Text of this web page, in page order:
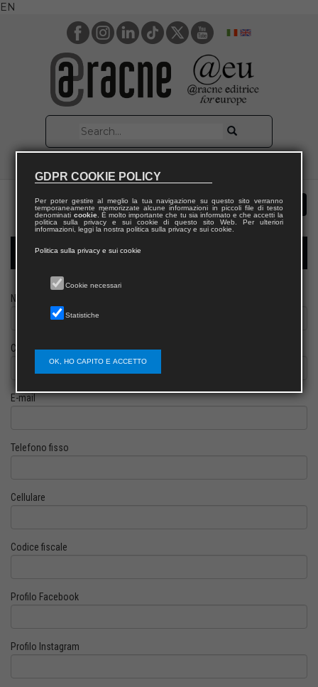
EN
Modulo richiesta saggio docente
Nome
Cognome
E-mail
Telefono fisso
Cellulare
Codice fiscale
Profilo Facebook
Profilo Instagram
GDPR COOKIE POLICY
Per poter gestire al meglio la tua navigazione su questo sito verranno
temporaneamente memorizzate alcune informazioni in piccoli file di testo
denominati cookie. È molto importante che tu sia informato e che accetti la
politica sulla privacy e sui cookie di questo sito Web. Per ulteriori
informazioni, leggi la nostra politica sulla privacy e sui cookie.
Politica sulla privacy e sui cookie
Cookie necessari
Statistiche
OK, HO CAPITO E ACCETTO